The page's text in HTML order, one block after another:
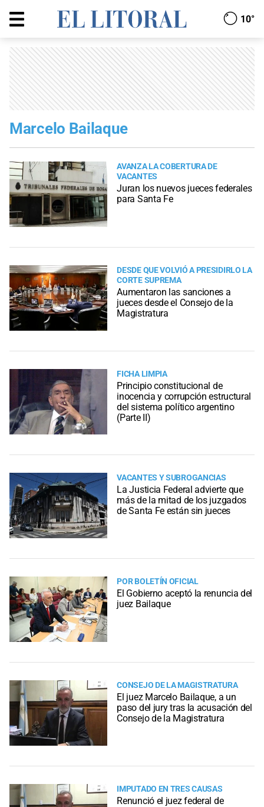
10°
Marcelo Bailaque
AVANZA LA COBERTURA DE
VACANTES
Juran los nuevos jueces federales
para Santa Fe
DESDE QUE VOLVIÓ A PRESIDIRLO LA
CORTE SUPREMA
Aumentaron las sanciones a
jueces desde el Consejo de la
Magistratura
FICHA LIMPIA
Principio constitucional de
inocencia y corrupción estructural
del sistema político argentino
(Parte II)
VACANTES Y SUBROGANCIAS
La Justicia Federal advierte que
más de la mitad de los juzgados
de Santa Fe están sin jueces
POR BOLETÍN OFICIAL
El Gobierno aceptó la renuncia del
juez Bailaque
CONSEJO DE LA MAGISTRATURA
El juez Marcelo Bailaque, a un
paso del jury tras la acusación del
Consejo de la Magistratura
IMPUTADO EN TRES CAUSAS
Renunció el juez federal de